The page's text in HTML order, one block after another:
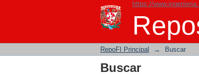
https://
Buscar
RepoFI Principal → Buscar
Buscar